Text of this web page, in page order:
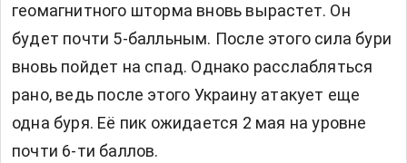
геомагнитного шторма вновь вырастет. Он
будет почти 5-балльным. После этого сила бури
вновь пойдет на спад. Однако расслабляться
рано, ведь после этого Украину атакует еще
одна буря. Её пик ожидается 2 мая на уровне
почти 6-ти баллов.